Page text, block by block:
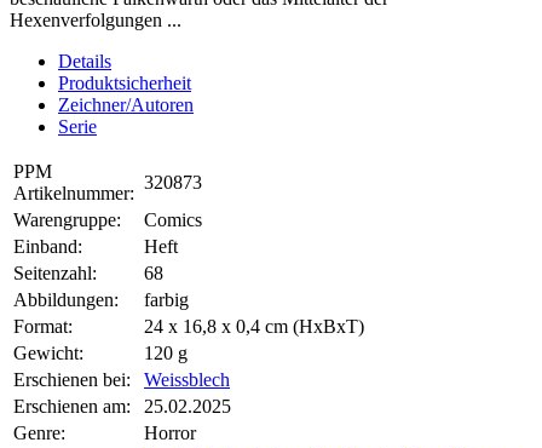
Hexenverfolgungen ...
Details
Produktsicherheit
Zeichner/Autoren
Serie
PPM
Artikelnummer:
320873
Warengruppe:
Comics
Einband:
Heft
Seitenzahl:
68
Abbildungen:
farbig
Format:
24 x 16,8 x 0,4 cm (HxBxT)
Gewicht:
120 g
Erschienen bei:
Weissblech
Erschienen am:
25.02.2025
Genre:
Horror